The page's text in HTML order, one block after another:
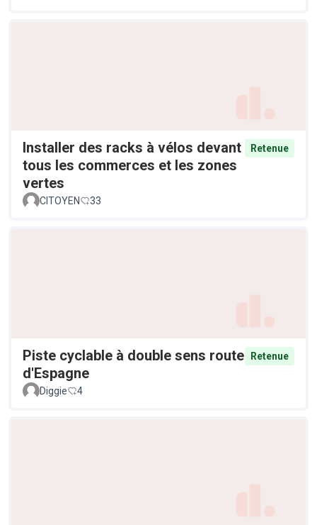
Installer des racks à vélos devant
tous les commerces et les zones
vertes
Retenue
CITOYEN 33
Piste cyclable à double sens route
d'Espagne
Retenue
Diggie 4